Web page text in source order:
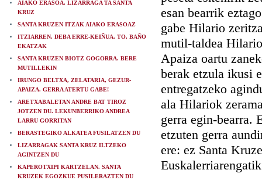
AIAKO ERASOA. LIZARRAGA TA SANTA
KRUZ
SANTA KRUZEN ITZAK AIAKO ERASOAZ
ITZIARREN. DEBA ERRE-KEIÑUA. TO, BAÑO
EKATZAK
SANTA KRUZEN BIOTZ GOGORRA. BERE
MUTILLEKIN
IRUNGO BELTXA, ZELATARIA, GEZUR-
APAIZA. GERRA ATERTU GABE!
ARETXABALETAN ANDRE BAT TIROZ
JOTZEN DU. LEKUNBERRIKO ANDREA
LARRU GORRITAN
BERASTEGIKO ALKATEA FUSILATZEN DU
LIZARRAGAK SANTA KRUZ ILTZEKO
AGINTZEN DU
KAPEROTXIPI KARTZELAN. SANTA
KRUZEK EGOZKUE PUSILERAZTEN DU
esan bearrik
gabe Hilario
mutil-taldea
Apaiza oartu
berak etzula ikusi
entregatzeko
ala Hilariok
gerra egin-bearra.
etzuten gerra
ere: ez Santa